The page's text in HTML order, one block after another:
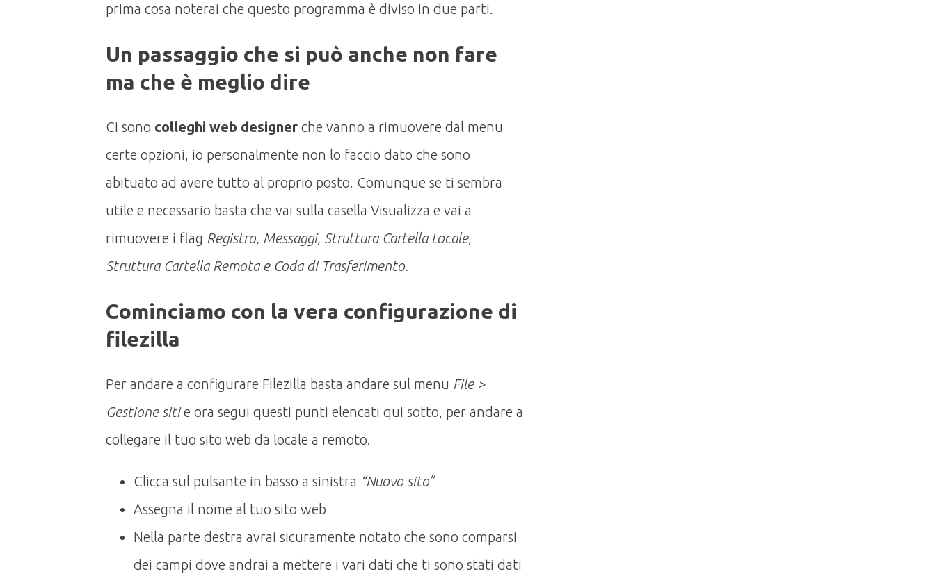
prima cosa noterai che questo programma è diviso in due parti.
Un passaggio che si può anche non fare
ma che è meglio dire
Ci sono colleghi web designer che vanno a rimuovere dal menu
certe opzioni, io personalmente non lo faccio dato che sono
abituato ad avere tutto al proprio posto. Comunque se ti sembra
utile e necessario basta che vai sulla casella Visualizza e vai a
rimuovere i flag Registro, Messaggi, Struttura Cartella Locale,
Struttura Cartella Remota e Coda di Trasferimento.
Cominciamo con la vera configurazione di
filezilla
Per andare a configurare Filezilla basta andare sul menu File >
Gestione sitie ora segui questi punti elencati qui sotto, per andare a
collegare il tuo sito web da locale a remoto.
Clicca sul pulsante in basso a sinistra “Nuovo sito”
Assegna il nome al tuo sito web
Nella parte destra avrai sicuramente notato che sono comparsi
dei campi dove andrai a mettere i vari dati che ti sono stati dati